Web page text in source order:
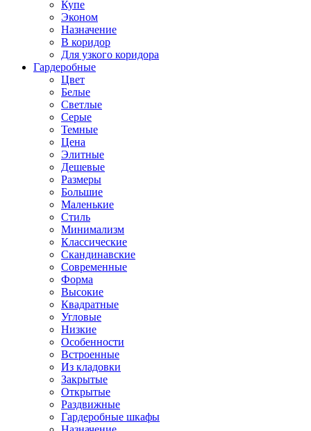
Купе
Эконом
Назначение
В коридор
Для узкого коридора
Гардеробные
Цвет
Белые
Светлые
Серые
Темные
Цена
Элитные
Дешевые
Размеры
Большие
Маленькие
Стиль
Минимализм
Классические
Скандинавские
Современные
Форма
Высокие
Квадратные
Угловые
Низкие
Особенности
Встроенные
Из кладовки
Закрытые
Открытые
Раздвижные
Гардеробные шкафы